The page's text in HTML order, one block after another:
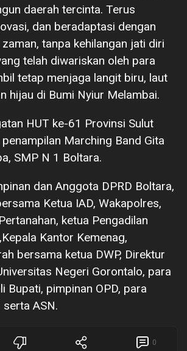
daerah tercinta. Terus
dan beradaptasi dengan
tanpa kehilangan jati diri
telah diwariskan oleh para
tetap menjaga langit biru, laut
hijau di Bumi Nyiur Melambai.
HUT ke-61 Provinsi Sulut
Marching Band Gita
SMP N 1 Boltara.
dan Anggota DPRD Boltara,
Ketua IAD, Wakapolres,
ketua Pengadilan
Kantor Kemenag,
bersama ketua DWP, Direktur
Negeri Gorontalo, para
Bupati, pimpinan OPD, para
ASN.
0